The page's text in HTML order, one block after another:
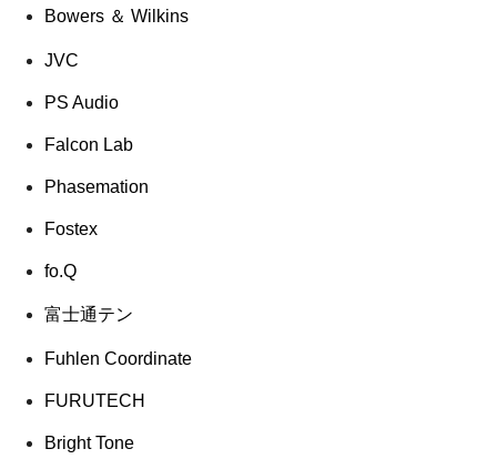
Bowers ＆ Wilkins
JVC
PS Audio
Falcon Lab
Phasemation
Fostex
fo.Q
富士通テン
Fuhlen Coordinate
FURUTECH
Bright Tone